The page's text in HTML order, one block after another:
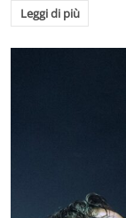
Leggi di più